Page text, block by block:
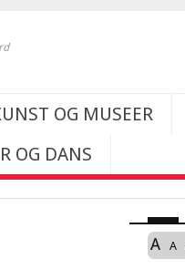
OG MUSEER
OG DANS
A A